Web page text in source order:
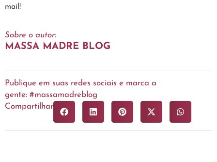
mail!
Sobre o autor:
MASSA MADRE BLOG
Publique em suas redes sociais e marca a
gente: #massamadreblog
Compartilhar